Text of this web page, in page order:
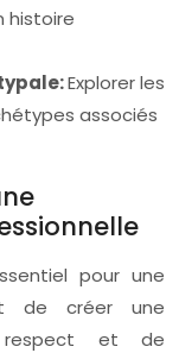
histoire
Explorer les
associés
pour une
de créer une
respect et de